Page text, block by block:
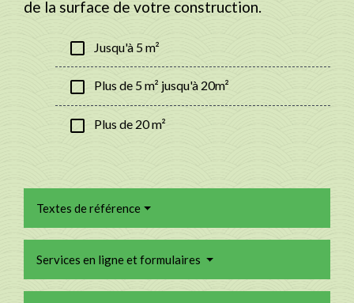
de la surface de votre construction.
check_box_outline_blank Jusqu'à 5 m²
check_box_outline_blank Plus de 5 m² jusqu'à 20m²
check_box_outline_blank Plus de 20 m²
Textes de référence
Services en ligne et formulaires